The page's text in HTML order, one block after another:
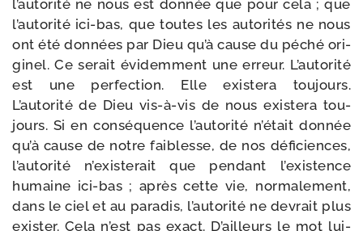
l’autorité ne nous est don­née que pour cela ; que
l’autorité ici-​bas, que toutes les auto­ri­tés ne nous
ont été don­nées par Dieu qu’à cause du péché ori­
gi­nel. Ce serait évi­dem­ment une erreur. L’autorité
est une per­fec­tion. Elle exis­te­ra tou­jours.
L’autorité de Dieu vis-​à-​vis de nous exis­te­ra tou­
jours. Si en consé­quence l’autorité n’était don­née
qu’à cause de notre fai­blesse, de nos défi­ciences,
l’autorité n’existerait que pen­dant l’existence
humaine ici-​bas ; après cette vie, nor­ma­le­ment,
dans le ciel et au para­dis, l’autorité ne devrait plus
exis­ter. Cela n’est pas exact. D’ailleurs le mot lui-​